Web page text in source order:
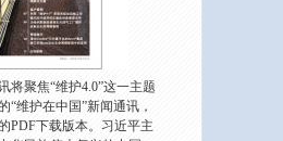
将聚焦“维护4.0”这一主题
“维护在中国”新闻通讯，
PDF下载版本。习近平主